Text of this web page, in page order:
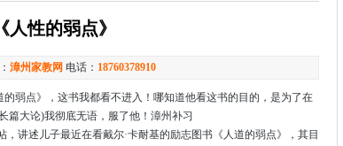
人性的弱点》
漳州家教网 电话： 18760378910
弱点》，这书我都看不进入！哪知道他看这书的目的，是为了在
大论)我彻底无语，服了他！ 漳州补习
述儿子最近在看戴尔·卡耐基的励志图书《人道的弱点》，其目